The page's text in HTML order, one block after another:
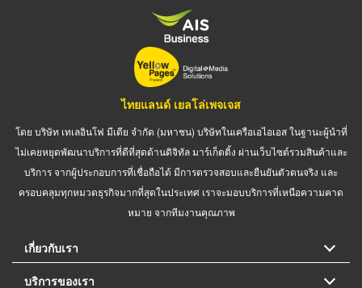
ไทยแลนด์ เยลโล่เพจเจส
โดย บริษัท เทเลอินโฟ มีเดีย จำกัด (มหาชน) บริษัทในเครือเอไอเอส ในฐานะผู้นำที่
ไม่เคยหยุดพัฒนาบริการที่ดีที่สุดด้านดิจิทัล มาร์เก็ตติ้ง ผ่านเว็บไซต์รวมสินค้าและ
บริการ จากผู้ประกอบการที่เชื่อถือได้ มีการตรวจสอบและยืนยันตัวตนจริง และ
ครอบคลุมทุกหมวดธุรกิจมากที่สุดในประเทศ เราจะมอบบริการที่เหนือความคาด
หมาย จากทีมงานคุณภาพ
เกี่ยวกับเรา
บริการของเรา